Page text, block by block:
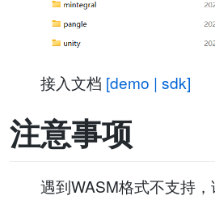
接入文档 [demo | sdk]
注意事项
遇到WASM格式不支持